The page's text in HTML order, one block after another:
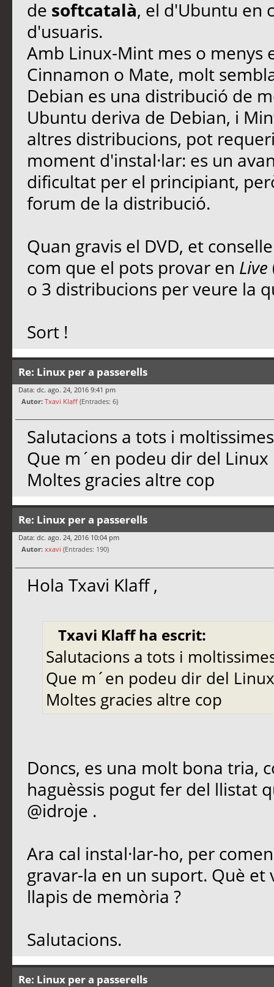
de softcatalà, el d'Ubuntu en
d'usuaris.
Amb Linux-Mint mes o menys
Cinnamon o Mate, molt
Debian es una distribució de
Ubuntu deriva de Debian, i
altres distribucions, pot
moment d'instal·lar: es un
dificultat per el principiant,
forum de la distribució.
Quan gravis el DVD, et
com que el pots provar en Live
o 3 distribucions per veure la
Sort !
Re: Linux per a passerells
Data: dc. ago. 24, 2016 9:41 pm
Autor: Txavi Klaff (Entrades: 6)
Salutacions a tots i
Que m´en podeu dir del Linux
Moltes gracies altre cop
Re: Linux per a passerells
Data: dc. ago. 24, 2016 10:04 pm
Autor: xxavi (Entrades: 190)
Hola Txavi Klaff ,
Txavi Klaff ha escrit:
Salutacions a tots i
Que m´en podeu dir del
Moltes gracies altre cop
Doncs, es una molt bona tria,
haguèssis pogut fer del llistat
@idroje .
Ara cal instal·lar-ho, per
gravar-la en un suport. Què et
llapis de memòria ?
Salutacions.
Re: Linux per a passerells